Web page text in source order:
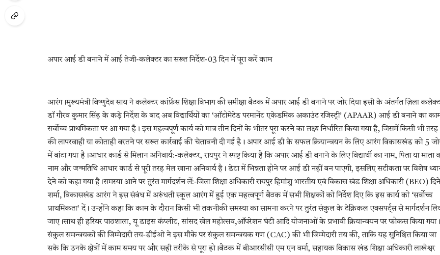
अपार आई डी बनाने में आई तेजी-कलेक्टर का सख्त निर्देश-03 दिन में पूरा करें काम
आरंग।मुख्यमंत्री विष्णुदेव साय ने कलेक्टर कांफ्रेंस शिक्षा विभाग की समीक्षा बैठक में अपार आई डी बनाने पर जोर दिया इसी के अंतर्गत ज़िला
डॉ गौरव कुमार सिंह के कड़े निर्देश के बाद अब विद्यार्थियों का ‘ऑटोमेटेड परमानेंट एकेडमिक अकाउंट रजिस्ट्री’ (APAAR) आई डी बनाने का
सर्वोच्च प्राथमिकता पर आ गया है। इस महत्वपूर्ण कार्य को मात्र तीन दिनों के भीतर पूरा करने का लक्ष्य निर्धारित किया गया है, जिसमें किसी भी तरह
की लापरवाही या कोताही बरतने पर सख्त कार्रवाई की चेतावनी दी गई है। अपार आई डी के सफल क्रियान्वयन के लिए आरंग विकासखंड को 5
में बांटा गया है।आधार कार्ड से मिलान अनिवार्य:-कलेक्टर, रायपुर ने स्पष्ट किया है कि अपार आई डी बनाने के लिए विद्यार्थी का नाम, पिता या माता
नाम और जन्मतिथि आधार कार्ड से पूरी तरह मेल खाना अनिवार्य है। डेटा में भिन्नता होने पर आई डी नहीं बन पाएगी, इसलिए सटीकता पर विशेष
देने को कहा गया है।समस्या आने पर तुरंत मार्गदर्शन लें:-जिला शिक्षा अधिकारी रायपुर हिमांशु भारतीय एवं विकास खंड शिक्षा अधिकारी (BEO)
शर्मा, विकासखंड आरंग ने इस संबंध में अरुंधती स्कूल आरंग में हुई एक महत्वपूर्ण बैठक में सभी शिक्षकों को निर्देश दिए कि इस कार्य को ‘सर्वोच्च
प्राथमिकता’ दें। उन्होंने कहा कि काम के दौरान किसी भी तकनीकी समस्या का सामना करने पर तुरंत संकुल के टेक्निकल एक्सपर्ट्स से मार्गदर्शन
जाए।साथ ही हरियर पाठशाला, यू डाइस कंप्लीट, सांसद खेल महोत्सव,ऑपरेशन घंटी आदि योजनाओं के प्रभावी क्रियान्वयन पर फोकस किया गया।
संकुल समन्वयकों की जिम्मेदारी तय-डीईओ ने इस मौके पर संकुल समन्वयक गण (CAC) की भी जिम्मेदारी तय की, ताकि यह सुनिश्चित किया जा
सके कि उनके क्षेत्रों में काम समय पर और सही तरीके से पूरा हो।बैठक में बीआरसीसी एम एन वर्मा, सहायक विकास खंड शिक्षा अधिकारी लाखेश्वर